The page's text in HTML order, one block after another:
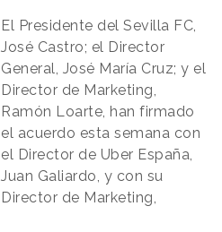
El Presidente del Sevilla FC,
José Castro; el Director
General, José María Cruz; y el
Director de Marketing,
Ramón Loarte, han firmado
el acuerdo esta semana con
el Director de Uber España,
Juan Galiardo, y con su
Director de Marketing,